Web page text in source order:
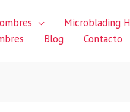
Microblading
Blog Contacto